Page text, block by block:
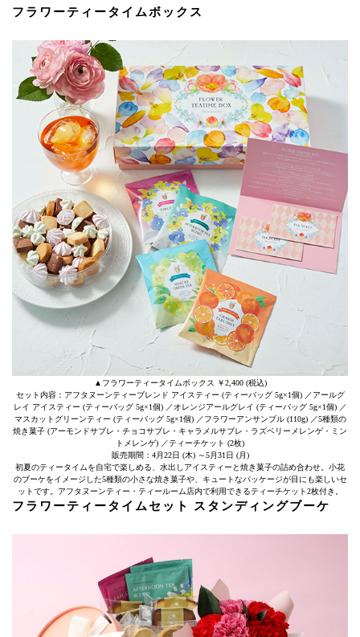
フラワーティータイムボックス
▲フラワーティータイムボックス ￥2,400 (税込)
セット内容：アフタヌーンティーブレンド アイスティー (ティーバッグ 5g×1個) ／アールグ
レイ アイスティー (ティーバッグ 5g×1個) ／オレンジアールグレイ (ティーバッグ 5g×1個) ／
マスカットグリーンティー (ティーバッグ 5g×1個) ／フラワーアンサンブル (110g) ／5種類の
焼き菓子 (アーモンドサブレ・チョコサブレ・キャラメルサブレ・ラズベリーメレンゲ・ミン
トメレンゲ) ／ティーチケット (2枚)
販売期間：4月22日 (木) ～5月31日 (月)
初夏のティータイムを自宅で楽しめる、水出しアイスティーと焼き菓子の詰め合わせ。小花
のブーケをイメージした5種類の小さな焼き菓子や、キュートなパッケージが目にも楽しいセ
ットです。アフタヌーンティー・ティールーム店内で利用できるティーチケット2枚付き。
フラワーティータイムセット スタンディングブーケ